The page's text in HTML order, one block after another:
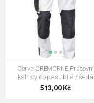
Cerva CREMORNE Pracovní
kalhoty do pasu bílá / šedá
513,00 Kč